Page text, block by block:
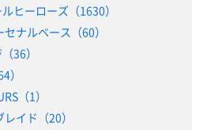
ヒーローズ（1630）
ナルベース（60）
36）
）
（1）
イド（20）